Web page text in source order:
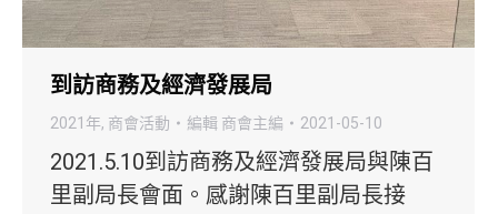
到訪商務及經濟發展局
2021年, 商會活動 編輯 商會主編 2021-05-10
2021.5.10到訪商務及經濟發展局與陳百
里副局長會面。感謝陳百里副局長接